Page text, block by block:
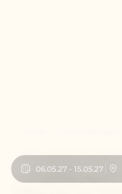
06.05.27 - 15.05.27